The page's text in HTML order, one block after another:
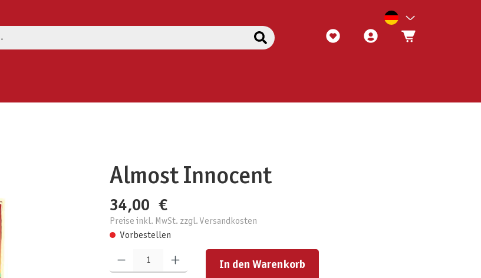
Almost Innocent
34,00 €
Preise inkl. MwSt. zzgl. Versandkosten
Vorbestellen
Produkt Anzahl: Gib den gewünschten Wert ein oder benutze die Schaltflächen um die Anzahl zu erhöhen oder zu reduzieren.
In den Warenkorb